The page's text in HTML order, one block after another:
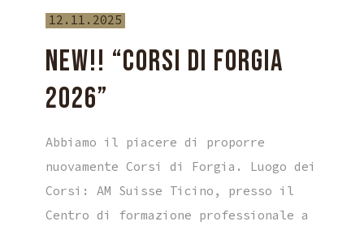
12.11.2025
NEW!! “CORSI DI FORGIA
2026”
Abbiamo il piacere di proporre
nuovamente Corsi di Forgia. Luogo dei
Corsi: AM Suisse Ticino, presso il
Centro di formazione professionale a